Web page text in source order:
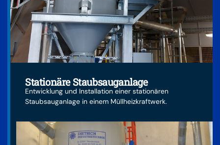
Stationäre Staubsauganlage
Entwicklung und Installation einer stationären
Staubsauganlage in einem Müllheizkraftwerk.